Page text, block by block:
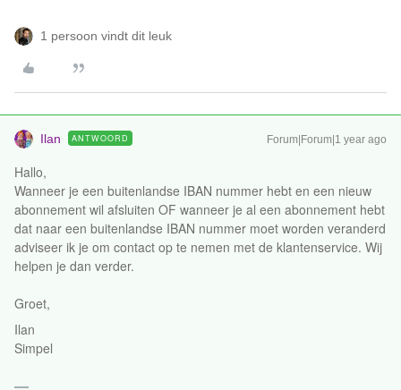
1 persoon vindt dit leuk
Ilan ANTWOORD Forum|Forum|1 year ago
Hallo,
Wanneer je een buitenlandse IBAN nummer hebt en een nieuw
abonnement wil afsluiten OF wanneer je al een abonnement hebt
dat naar een buitenlandse IBAN nummer moet worden veranderd
adviseer ik je om contact op te nemen met de klantenservice. Wij
helpen je dan verder.
Groet,
Ilan
Simpel